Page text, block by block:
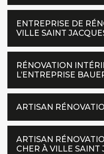
ENTREPRISE DE
VILLE SAINT
RÉNOVATION
L’ENTREPRISE
ARTISAN
ARTISAN
CHER À VILLE SAINT